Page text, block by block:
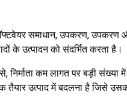
समाधान, उपकरण, उपकरण
के उत्पादन को संदर्भित करता है।
कम लागत पर बड़ी संख्या में
तैयार उत्पाद में बदलना है जिसे